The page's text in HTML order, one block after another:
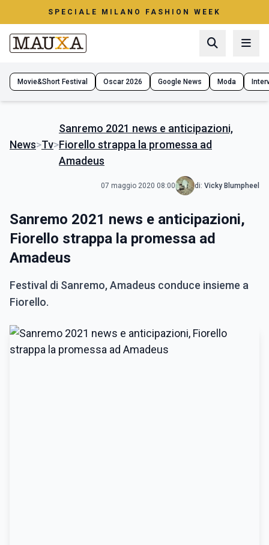
SPECIALE MILANO FASHION WEEK
Movie&Short Festival Oscar 2026 Google News Moda
News>Tv>
Sanremo 2021 news e anticipazioni,
Fiorello strappa la promessa ad
Amadeus
07 maggio 2020 08:00 di: Vicky Blumpheel
Sanremo 2021 news e anticipazioni,
Fiorello strappa la promessa ad
Amadeus
Festival di Sanremo, Amadeus conduce insieme a
Fiorello.